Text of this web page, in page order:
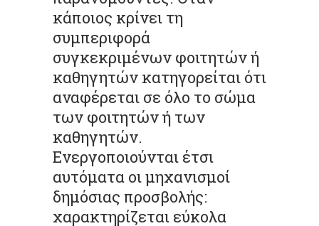
κάποιος κρίνει τη
συµπεριφορά
συγκεκριµένων φοιτητών ή
καθηγητών κατηγορείται ότι
αναφέρεται σε όλο το σώµα
των φοιτητών ή των
καθηγητών.
Ενεργοποιούνται έτσι
αυτόµατα οι µηχανισµοί
δηµόσιας προσβολής:
χαρακτηρίζεται εύκολα